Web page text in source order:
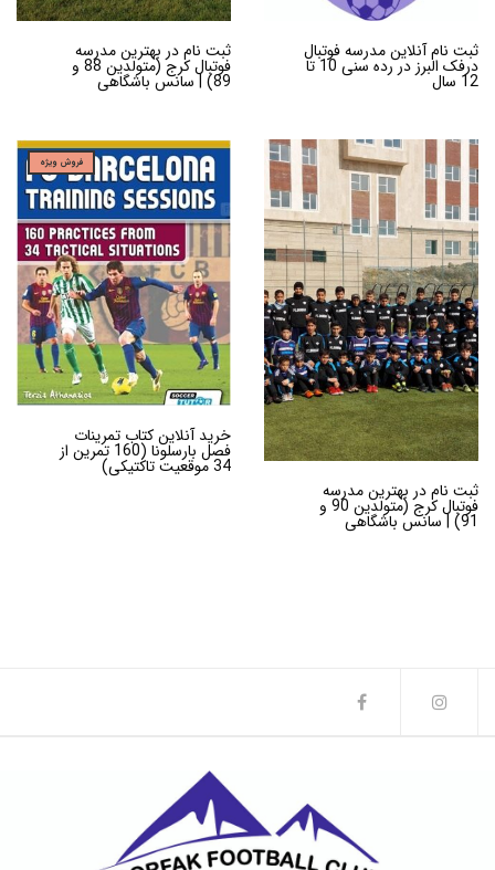
ثبت نام آنلاین مدرسه فوتبال
درفک البرز در رده سنی 10 تا
12 سال
ثبت نام در بهترین مدرسه
فوتبال کرج (متولدین 88 و
89) | سانس باشگاهی
ثبت نام در بهترین مدرسه
فوتبال کرج (متولدین 90 و
91) | سانس باشگاهی
فروش ویژه
خرید آنلاین کتاب تمرینات
فصل بارسلونا (160 تمرین از
34 موقعیت تاکتیکی)